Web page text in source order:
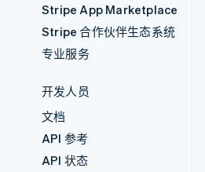
Stripe App Marketplace
Stripe 合作伙伴生态系统
专业服务
开发人员
文档
API 参考
API 状态